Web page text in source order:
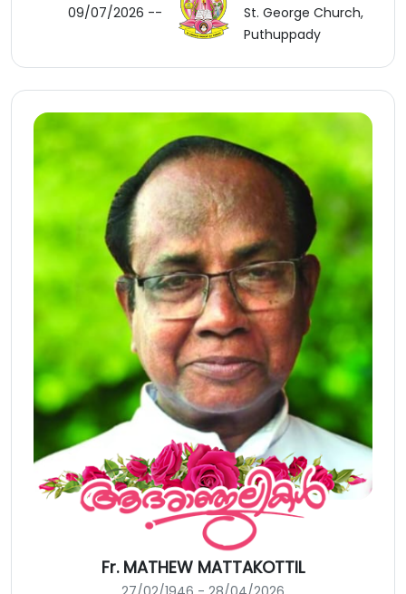
09/07/2026 --
St. George Church,
Puthuppady
Fr. MATHEW MATTAKOTTIL